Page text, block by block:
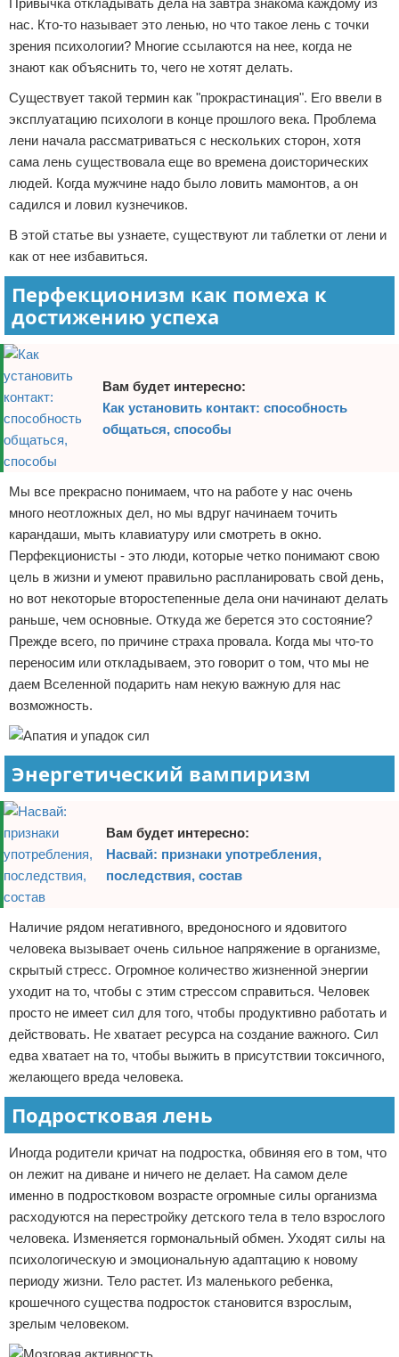
Отказ от ответственности
Привычка откладывать дела на завтра знакома каждому из
нас. Кто-то называет это ленью, но что такое лень с точки
зрения психологии? Многие ссылаются на нее, когда не
знают как объяснить то, чего не хотят делать.
Существует такой термин как "прокрастинация". Его ввели в
эксплуатацию психологи в конце прошлого века. Проблема
лени начала рассматриваться с нескольких сторон, хотя
сама лень существовала еще во времена доисторических
людей. Когда мужчине надо было ловить мамонтов, а он
садился и ловил кузнечиков.
В этой статье вы узнаете, существуют ли таблетки от лени и
как от нее избавиться.
Перфекционизм как помеха к
достижению успеха
Вам будет интересно:
Как установить контакт: способность
общаться, способы
Мы все прекрасно понимаем, что на работе у нас очень
много неотложных дел, но мы вдруг начинаем точить
карандаши, мыть клавиатуру или смотреть в окно.
Перфекционисты - это люди, которые четко понимают свою
цель в жизни и умеют правильно распланировать свой день,
но вот некоторые второстепенные дела они начинают делать
раньше, чем основные. Откуда же берется это состояние?
Прежде всего, по причине страха провала. Когда мы что-то
переносим или откладываем, это говорит о том, что мы не
даем Вселенной подарить нам некую важную для нас
возможность.
Энергетический вампиризм
Вам будет интересно:
Насвай: признаки употребления,
последствия, состав
Наличие рядом негативного, вредоносного и ядовитого
человека вызывает очень сильное напряжение в организме,
скрытый стресс. Огромное количество жизненной энергии
уходит на то, чтобы с этим стрессом справиться. Человек
просто не имеет сил для того, чтобы продуктивно работать и
действовать. Не хватает ресурса на создание важного. Сил
едва хватает на то, чтобы выжить в присутствии токсичного,
желающего вреда человека.
Подростковая лень
Иногда родители кричат на подростка, обвиняя его в том, что
он лежит на диване и ничего не делает. На самом деле
именно в подростковом возрасте огромные силы организма
расходуются на перестройку детского тела в тело взрослого
человека. Изменяется гормональный обмен. Уходят силы на
психологическую и эмоциональную адаптацию к новому
периоду жизни. Тело растет. Из маленького ребенка,
крошечного существа подросток становится взрослым,
зрелым человеком.